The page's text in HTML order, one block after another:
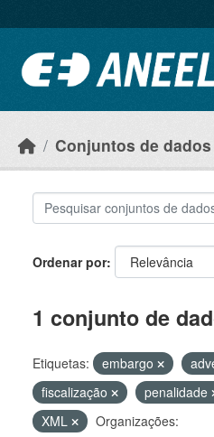
Conjuntos de dados
Ordenar por
1 conjunto de
Etiquetas: embargo
fiscalização
penalidade
XML
Organizações: